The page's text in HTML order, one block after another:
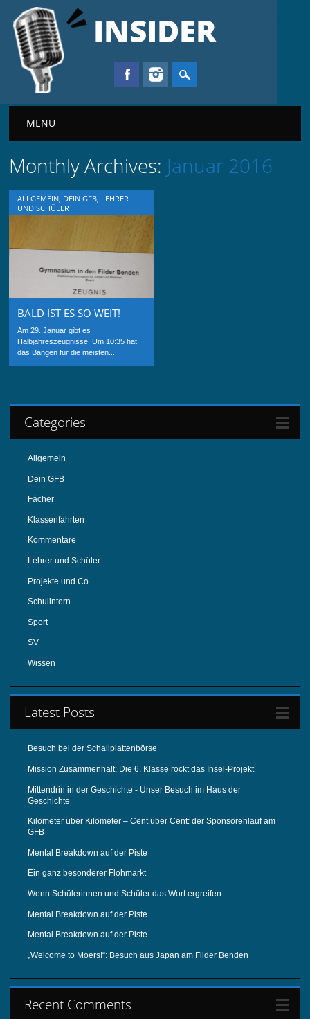
INSIDER
Main menu
MENU
Monthly Archives: Januar 2016
ALLGEMEIN DEIN GFB LEHRER
UND SCHÜLER
BALD IST ES SO WEIT!
Am 29. Januar gibt es
Halbjahreszeugnisse. Um 10:35 hat
das Bangen für die meisten...
Categories
Allgemein
Dein GFB
Fächer
Klassenfahrten
Kommentare
Lehrer und Schüler
Projekte und Co
Schulintern
Sport
SV
Wissen
Latest Posts
Besuch bei der Schallplattenbörse
Mission Zusammenhalt: Die 6. Klasse rockt das Insel-Projekt
Mittendrin in der Geschichte - Unser Besuch im Haus der
Geschichte
Kilometer über Kilometer – Cent über Cent: der Sponsorenlauf am
GFB
Mental Breakdown auf der Piste
Ein ganz besonderer Flohmarkt
Wenn Schülerinnen und Schüler das Wort ergreifen
Mental Breakdown auf der Piste
Mental Breakdown auf der Piste
„Welcome to Moers!“: Besuch aus Japan am Filder Benden
Recent Comments